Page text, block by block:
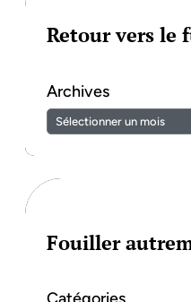
Retour vers le
Archives
Fouiller